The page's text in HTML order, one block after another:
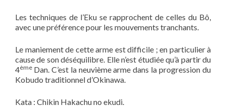
Les techniques de l’Eku se rapprochent de celles du Bô,
avec une préférence pour les mouvements tranchants.
Le maniement de cette arme est difficile ; en particulier à
cause de son déséquilibre. Elle n’est étudiée qu’à partir du
4ème Dan. C’est la neuvième arme dans la progression du
Kobudo traditionnel d’Okinawa.
Kata : Chikin Hakachu no ekudi.